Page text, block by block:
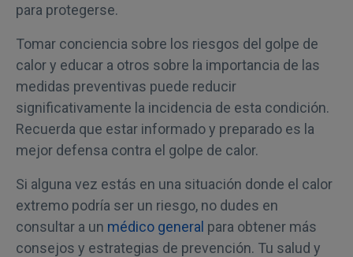
para protegerse.
Tomar conciencia sobre los riesgos del golpe de
calor y educar a otros sobre la importancia de las
medidas preventivas puede reducir
significativamente la incidencia de esta condición.
Recuerda que estar informado y preparado es la
mejor defensa contra el golpe de calor.
Si alguna vez estás en una situación donde el calor
extremo podría ser un riesgo, no dudes en
consultar a un médico general para obtener más
consejos y estrategias de prevención. Tu salud y